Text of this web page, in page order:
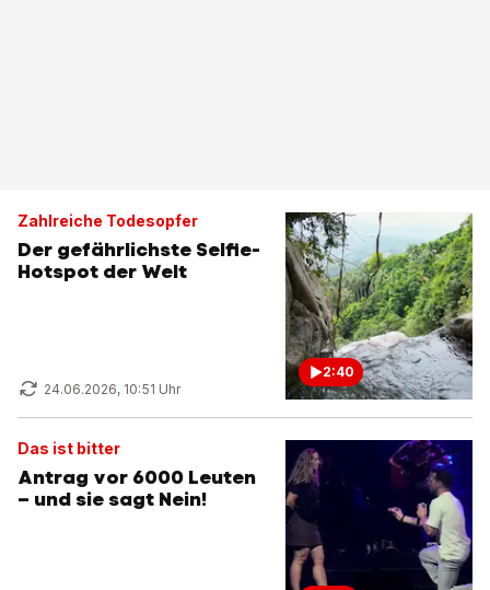
Zahlreiche Todesopfer
Der gefährlichste Selfie-
Hotspot der Welt
24.06.2026, 10:51 Uhr
2:40
Das ist bitter
Antrag vor 6000 Leuten
– und sie sagt Nein!